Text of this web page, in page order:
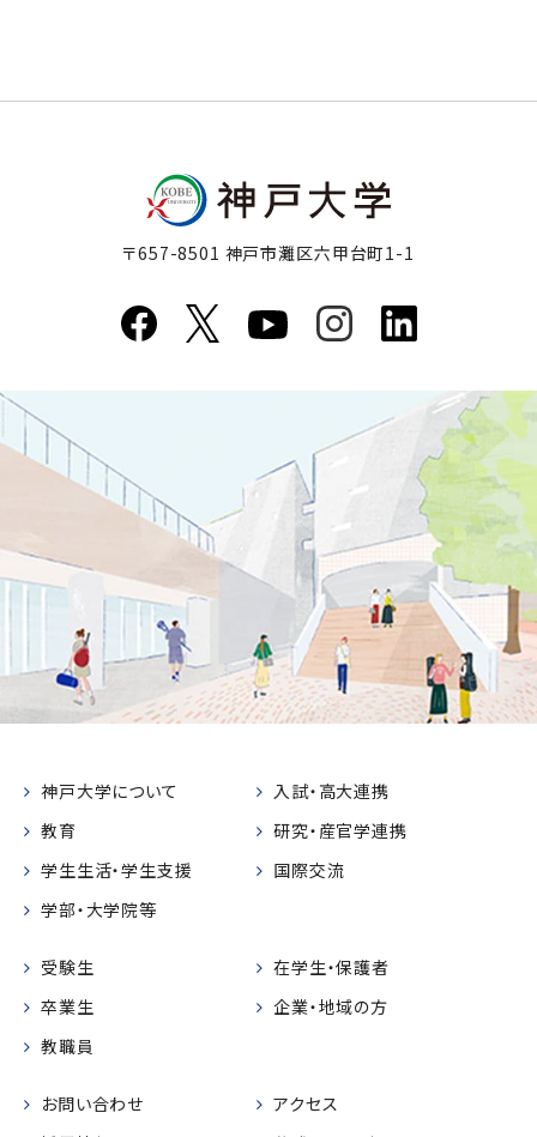
〒657-8501 神戸市灘区六甲台町1-1
神戸大学について
入試・高大連携
教育
研究・産官学連携
学生生活・学生支援
国際交流
学部・大学院等
受験生
在学生・保護者
卒業生
企業・地域の方
教職員
お問い合わせ
アクセス